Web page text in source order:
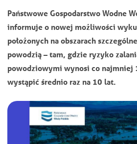
Państwowe Gospodarstwo Wodne
informuje o nowej możliwości
położonych na obszarach
powodzią – tam, gdzie ryzyko
powodziowymi wynosi co najmniej
wystąpić średnio raz na 10 lat.